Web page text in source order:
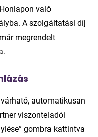
való
A szolgáltatási díj
megrendelt
automatikusan
viszonteladói
gombra kattintva